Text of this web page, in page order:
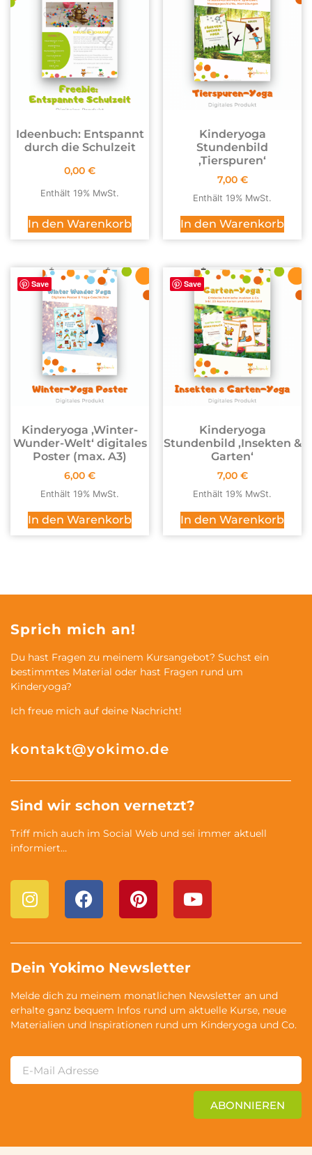
Ideenbuch: Entspannt
durch die Schulzeit
0,00 €
Enthält 19% MwSt.
In den Warenkorb
Kinderyoga
Stundenbild
,Tierspuren‘
7,00 €
Enthält 19% MwSt.
In den Warenkorb
Save
Kinderyoga ‚Winter-
Wunder-Welt‘ digitales
Poster (max. A3)
6,00 €
Enthält 19% MwSt.
In den Warenkorb
Save
Kinderyoga
Stundenbild ,Insekten &
Garten‘
7,00 €
Enthält 19% MwSt.
In den Warenkorb
Sprich mich an!
Du hast Fragen zu meinem Kursangebot? Suchst ein
bestimmtes Material oder hast Fragen rund um
Kinderyoga?
Ich freue mich auf deine Nachricht!
kontakt@yokimo.de
Sind wir schon vernetzt?
Triff mich auch im Social Web und sei immer aktuell
informiert…
Dein Yokimo Newsletter
Melde dich zu meinem monatlichen Newsletter an und
erhalte ganz bequem Infos rund um aktuelle Kurse, neue
Materialien und Inspirationen rund um Kinderyoga und Co.
ABONNIEREN